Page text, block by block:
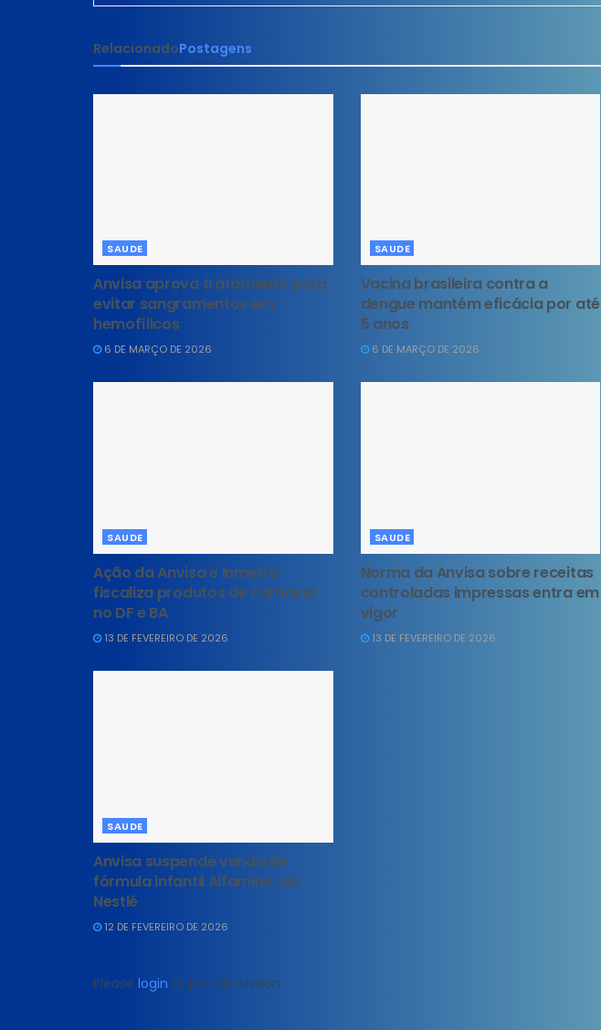
RelacionadoPostagens
SAUDE
Anvisa aprova tratamento para
evitar sangramentos em
hemofílicos
6 DE MARÇO DE 2026
SAUDE
Vacina brasileira contra a
dengue mantém eficácia por até
5 anos
6 DE MARÇO DE 2026
SAUDE
Ação da Anvisa e Inmetro
fiscaliza produtos de carnaval
no DF e BA
13 DE FEVEREIRO DE 2026
SAUDE
Norma da Anvisa sobre receitas
controladas impressas entra em
vigor
13 DE FEVEREIRO DE 2026
SAUDE
Anvisa suspende venda de
fórmula infantil Alfamino, da
Nestlé
12 DE FEVEREIRO DE 2026
Please login to join discussion